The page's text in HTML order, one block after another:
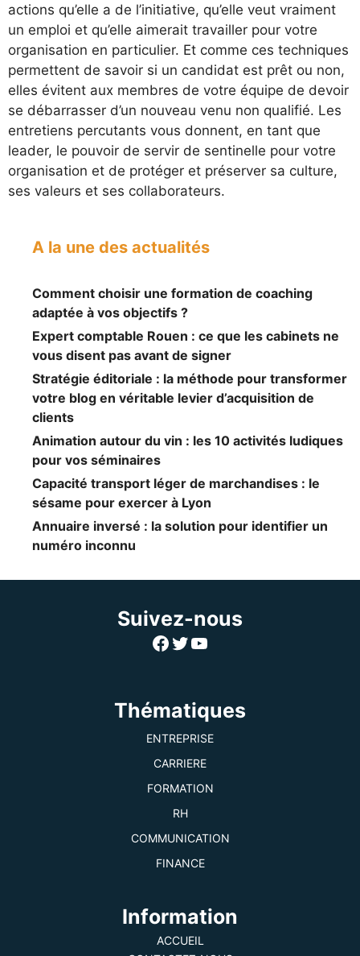
actions qu’elle a de l’initiative, qu’elle veut vraiment
un emploi et qu’elle aimerait travailler pour votre
organisation en particulier. Et comme ces techniques
permettent de savoir si un candidat est prêt ou non,
elles évitent aux membres de votre équipe de devoir
se débarrasser d’un nouveau venu non qualifié. Les
entretiens percutants vous donnent, en tant que
leader, le pouvoir de servir de sentinelle pour votre
organisation et de protéger et préserver sa culture,
ses valeurs et ses collaborateurs.
A la une des actualités
Comment choisir une formation de coaching
adaptée à vos objectifs ?
Expert comptable Rouen : ce que les cabinets ne
vous disent pas avant de signer
Stratégie éditoriale : la méthode pour transformer
votre blog en véritable levier d’acquisition de
clients
Animation autour du vin : les 10 activités ludiques
pour vos séminaires
Capacité transport léger de marchandises : le
sésame pour exercer à Lyon
Annuaire inversé : la solution pour identifier un
numéro inconnu
Suivez-nous
Facebook
Twitter
YouTube
Thématiques
ENTREPRISE
CARRIERE
FORMATION
RH
COMMUNICATION
FINANCE
Information
ACCUEIL